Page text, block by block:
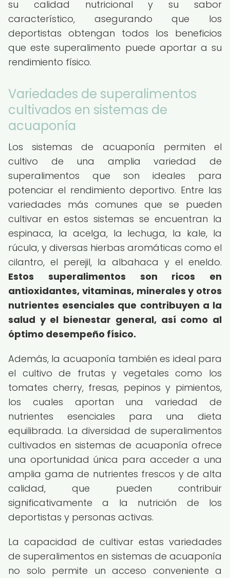
su calidad nutricional y su sabor
característico, asegurando que los
deportistas obtengan todos los beneficios
que este superalimento puede aportar a su
rendimiento físico.
Variedades de superalimentos
cultivados en sistemas de
acuaponía
Los sistemas de acuaponía permiten el
cultivo de una amplia variedad de
superalimentos que son ideales para
potenciar el rendimiento deportivo. Entre las
variedades más comunes que se pueden
cultivar en estos sistemas se encuentran la
espinaca, la acelga, la lechuga, la kale, la
rúcula, y diversas hierbas aromáticas como el
cilantro, el perejil, la albahaca y el eneldo.
Estos superalimentos son ricos en
antioxidantes, vitaminas, minerales y otros
nutrientes esenciales que contribuyen a la
salud y el bienestar general, así como al
óptimo desempeño físico.
Además, la acuaponía también es ideal para
el cultivo de frutas y vegetales como los
tomates cherry, fresas, pepinos y pimientos,
los cuales aportan una variedad de
nutrientes esenciales para una dieta
equilibrada. La diversidad de superalimentos
cultivados en sistemas de acuaponía ofrece
una oportunidad única para acceder a una
amplia gama de nutrientes frescos y de alta
calidad, que pueden contribuir
significativamente a la nutrición de los
deportistas y personas activas.
La capacidad de cultivar estas variedades
de superalimentos en sistemas de acuaponía
no solo permite un acceso conveniente a